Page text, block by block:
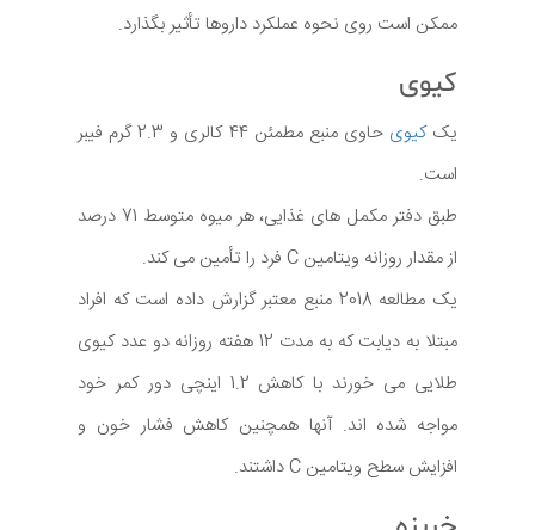
ممکن است روی نحوه عملکرد داروها تأثیر بگذارد.
کیوی
یککیوی
حاوی منبع مطمئن 44 کالری و 2.3 گرم فیبر
است.
طبق دفتر مکمل های غذایی، هر میوه متوسط 71 درصد
از مقدار روزانه ویتامین C فرد را تأمین می کند.
یک مطالعه 2018 منبع معتبر گزارش داده است که افراد
مبتلا به دیابت که به مدت 12 هفته روزانه دو عدد کیوی
طلایی می خورند با کاهش 1.2 اینچی دور کمر خود
مواجه شده اند. آنها همچنین کاهش فشار خون و
افزایش سطح ویتامین C داشتند.